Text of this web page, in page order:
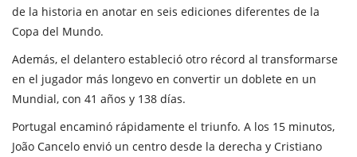
de la historia en anotar en seis ediciones diferentes de la
Copa del Mundo.
Además, el delantero estableció otro récord al transformarse
en el jugador más longevo en convertir un doblete en un
Mundial, con 41 años y 138 días.
Portugal encaminó rápidamente el triunfo. A los 15 minutos,
João Cancelo envió un centro desde la derecha y Cristiano